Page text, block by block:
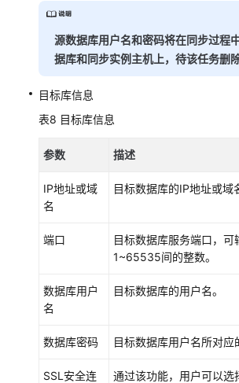
源数据库用户名和密码将在同步过程
据库和同步实例主机上，待该任务删
目标库信息
表8 目标库信息
参数 描述
IP地址或域
名
目标数据库的IP地址或域
端口
目标数据库服务端口，可
1~65535间的整数。
数据库用户
名
目标数据库的用户名。
数据库密码 目标数据库用户名所对应
SSL安全连
通过该功能，用户可以选